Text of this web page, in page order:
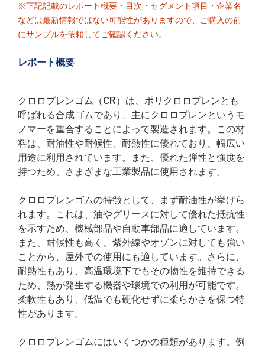
※下記記載のレポート概要・目次・セグメント項目・企業名
などは最新情報ではない可能性がありますので、ご購入の前
にサンプルを依頼してご確認ください。
レポート概要
クロロプレンゴム（CR）は、ポリクロロプレンとも
呼ばれる合成ゴムであり、主にクロロプレンというモ
ノマーを重合することによって製造されます。この材
料は、耐油性や耐候性、耐熱性に優れており、幅広い
用途に利用されています。また、優れた弾性と強度を
持つため、さまざまな工業製品に使用されます。
クロロプレンゴムの特徴として、まず耐油性が挙げら
れます。これは、油やグリースに対して優れた抵抗性
を示すため、機械部品や自動車部品に適しています。
また、耐候性も高く、紫外線やオゾンに対しても強い
ことから、屋外での使用にも適しています。さらに、
耐熱性もあり、高温環境下でもその物性を維持できる
ため、熱が発生する機器や環境での利用が可能です。
柔軟性もあり、低温でも硬化せずに柔らかさを保つ特
性があります。
クロロプレンゴムにはいくつかの種類があります。例